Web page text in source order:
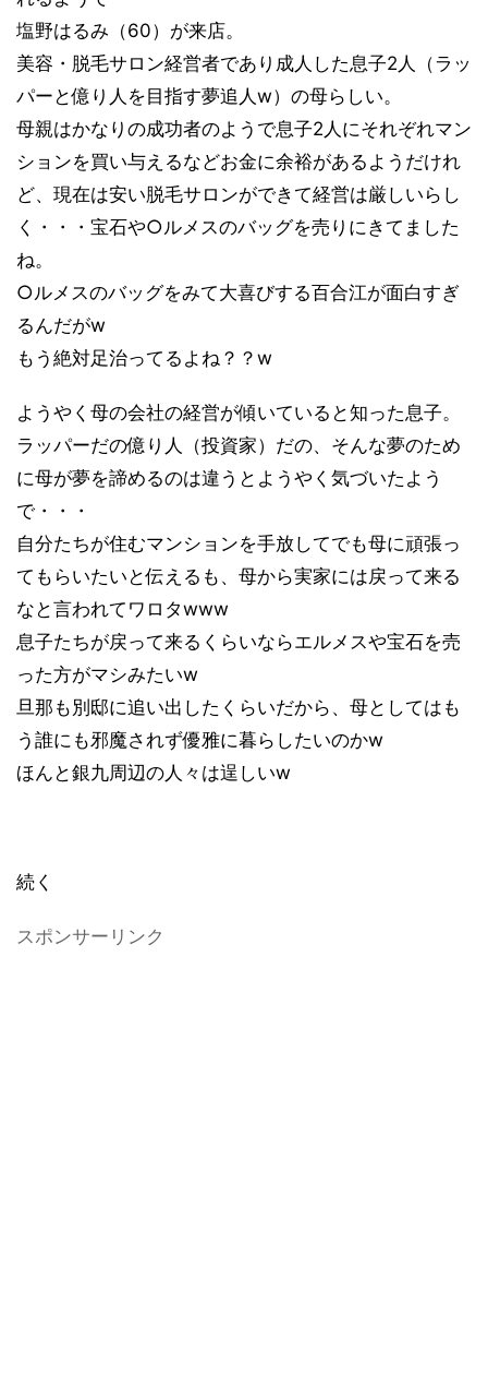
塩野はるみ（60）が来店。
美容・脱毛サロン経営者であり成人した息子2人（ラッ
パーと億り人を目指す夢追人w）の母らしい。
母親はかなりの成功者のようで息子2人にそれぞれマン
ションを買い与えるなどお金に余裕があるようだけれ
ど、現在は安い脱毛サロンができて経営は厳しいらし
く・・・宝石や○ルメスのバッグを売りにきてました
ね。
○ルメスのバッグをみて大喜びする百合江が面白すぎ
るんだがw
もう絶対足治ってるよね？？w
ようやく母の会社の経営が傾いていると知った息子。
ラッパーだの億り人（投資家）だの、そんな夢のため
に母が夢を諦めるのは違うとようやく気づいたよう
で・・・
自分たちが住むマンションを手放してでも母に頑張っ
てもらいたいと伝えるも、母から実家には戻って来る
なと言われてワロタwww
息子たちが戻って来るくらいならエルメスや宝石を売
った方がマシみたいw
旦那も別邸に追い出したくらいだから、母としてはも
う誰にも邪魔されず優雅に暮らしたいのかw
ほんと銀九周辺の人々は逞しいw
続く
スポンサーリンク